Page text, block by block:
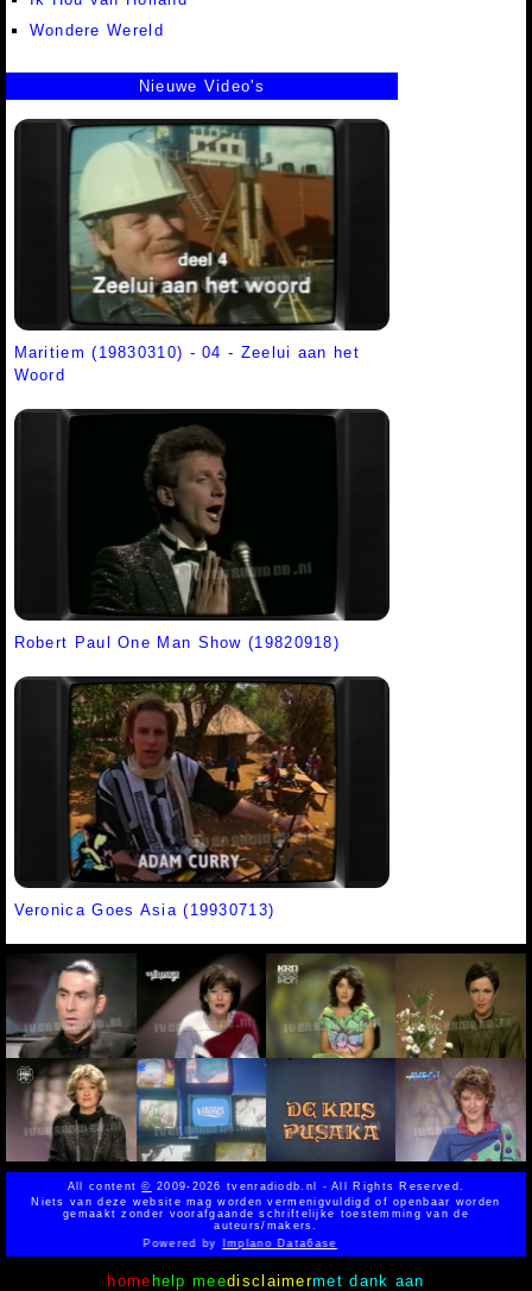
Wondere Wereld
Nieuwe Video's
Maritiem (19830310) - 04 - Zeelui aan het
Woord
Robert Paul One Man Show (19820918)
Veronica Goes Asia (19930713)
All content© 2009-2026 tvenradiodb.nl - All Rights Reserved.
Niets van deze website mag worden vermenigvuldigd of openbaar worden
gemaakt zonder voorafgaande schriftelijke toestemming van de
auteurs/makers.
Powered byImplano Data6ase
homehelp meedisclaimermet dank aan